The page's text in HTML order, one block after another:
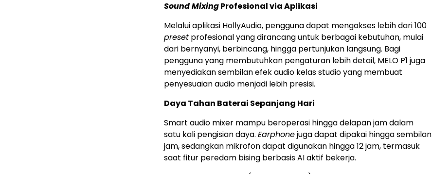
Sound MixingProfesional via Aplikasi
Melalui aplikasi HollyAudio, pengguna dapat mengakses lebih dari 100
preset profesional yang dirancang untuk berbagai kebutuhan, mulai
dari bernyanyi, berbincang, hingga pertunjukan langsung. Bagi
pengguna yang membutuhkan pengaturan lebih detail, MELO P1 juga
menyediakan sembilan efek audio kelas studio yang membuat
penyesuaian audio menjadi lebih presisi.
Daya Tahan Baterai Sepanjang Hari
Smart audio mixer mampu beroperasi hingga delapan jam dalam
satu kali pengisian daya. Earphonejuga dapat dipakai hingga sembilan
jam, sedangkan mikrofon dapat digunakan hingga 12 jam, termasuk
saat fitur peredam bising berbasis AI aktif bekerja.